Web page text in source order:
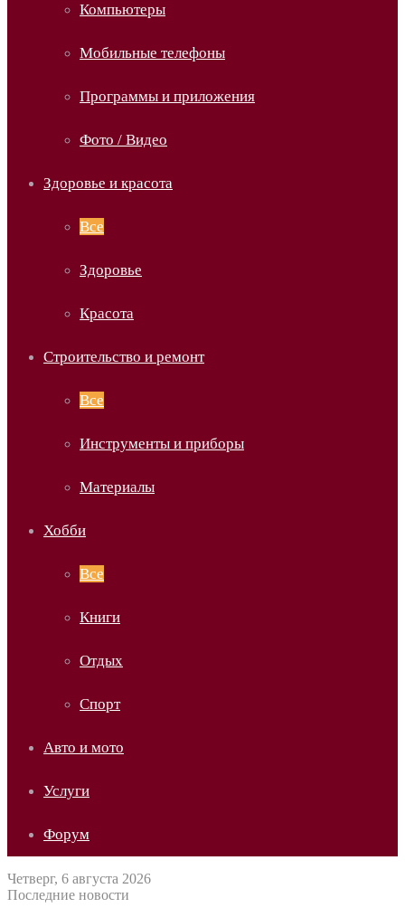
Компьютеры
Мобильные телефоны
Программы и приложения
Фото / Видео
Здоровье и красота
Все
Здоровье
Красота
Строительство и ремонт
Все
Инструменты и приборы
Материалы
Хобби
Все
Книги
Отдых
Спорт
Авто и мото
Услуги
Форум
Четверг, 6 августа 2026
Последние новости